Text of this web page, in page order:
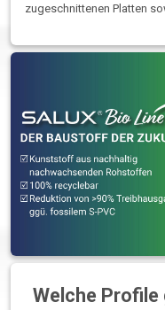
zugeschnittenen Platten
Welche Profile